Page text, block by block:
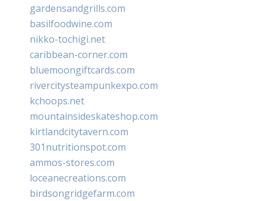
gardensandgrills.com
basilfoodwine.com
nikko-tochigi.net
caribbean-corner.com
bluemoongiftcards.com
rivercitysteampunkexpo.com
kchoops.net
mountainsideskateshop.com
kirtlandcitytavern.com
301nutritionspot.com
ammos-stores.com
loceanecreations.com
birdsongridgefarm.com